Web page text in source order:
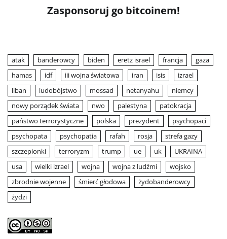
Zasponsoruj go bitcoinem!
atak banderowcy biden eretz israel francja
gaza
hamas
idf iii wojna światowa iran isis
izrael
liban
ludobójstwo mossad netanyahu
niemcy
nowy porządek świata
nwo palestyna
patokracja
państwo terrorystyczne
polska prezydent
psychopaci
psychopata
psychopatia rafah rosja
strefa gazy
szczepionki
terroryzm trump ue uk
UKRAINA
usa
wielki izrael wojna wojna z ludźmi
wojsko
zbrodnie wojenne
śmierć głodowa
żydobanderowcy
żydzi